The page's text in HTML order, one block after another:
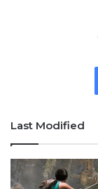
Last Modified